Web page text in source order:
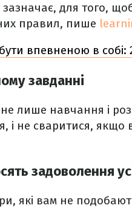
для того,
правил, пише
впевненою в
завданні
лише навчання і
і не сваритися,
задоволення
які вам не